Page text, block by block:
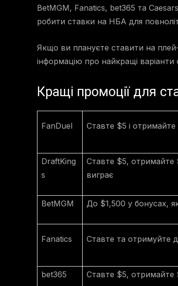
BetMGM, Fanatics, bet365 та
робити ставки на НБА для
Якщо ви плануєте ставити на
інформацію про найкращі варіанти
Кращі промоції для
FanDuel Ставте $5 і
DraftKing
s
Ставте $5, отримайте
виграє
BetMGM До $1,500 у бонусах,
Fanatics Ставте та отримуйте
bet365 Ставте $5, отримайте